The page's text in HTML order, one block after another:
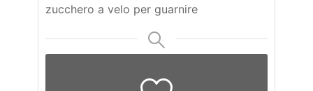
zucchero a velo per guarnire